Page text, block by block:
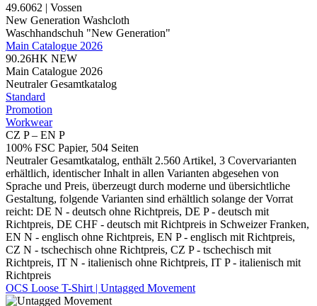
49.6062 | Vossen
New Generation Washcloth
Waschhandschuh "New Generation"
Main Catalogue 2026
90.26HK NEW
Main Catalogue 2026
Neutraler Gesamtkatalog
Standard
Promotion
Workwear
CZ P – EN P
100% FSC Papier, 504 Seiten
Neutraler Gesamtkatalog, enthält 2.560 Artikel, 3 Covervarianten
erhältlich, identischer Inhalt in allen Varianten abgesehen von
Sprache und Preis, überzeugt durch moderne und übersichtliche
Gestaltung, folgende Varianten sind erhältlich solange der Vorrat
reicht: DE N - deutsch ohne Richtpreis, DE P - deutsch mit
Richtpreis, DE CHF - deutsch mit Richtpreis in Schweizer Franken,
EN N - englisch ohne Richtpreis, EN P - englisch mit Richtpreis,
CZ N - tschechisch ohne Richtpreis, CZ P - tschechisch mit
Richtpreis, IT N - italienisch ohne Richtpreis, IT P - italienisch mit
Richtpreis
OCS Loose T-Shirt | Untagged Movement